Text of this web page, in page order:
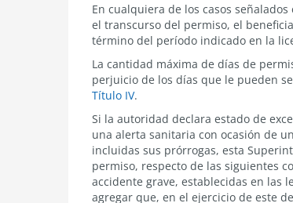
En cualquiera de los casos
el transcurso del permiso, el
término del período indicado en la
La cantidad máxima de días de
perjuicio de los días que le pueden
Título IV.
Si la autoridad declara estado de
una alerta sanitaria con ocasión de
incluidas sus prórrogas, esta
permiso, respecto de las siguientes
accidente grave, establecidas en las
agregar que, en el ejercicio de este